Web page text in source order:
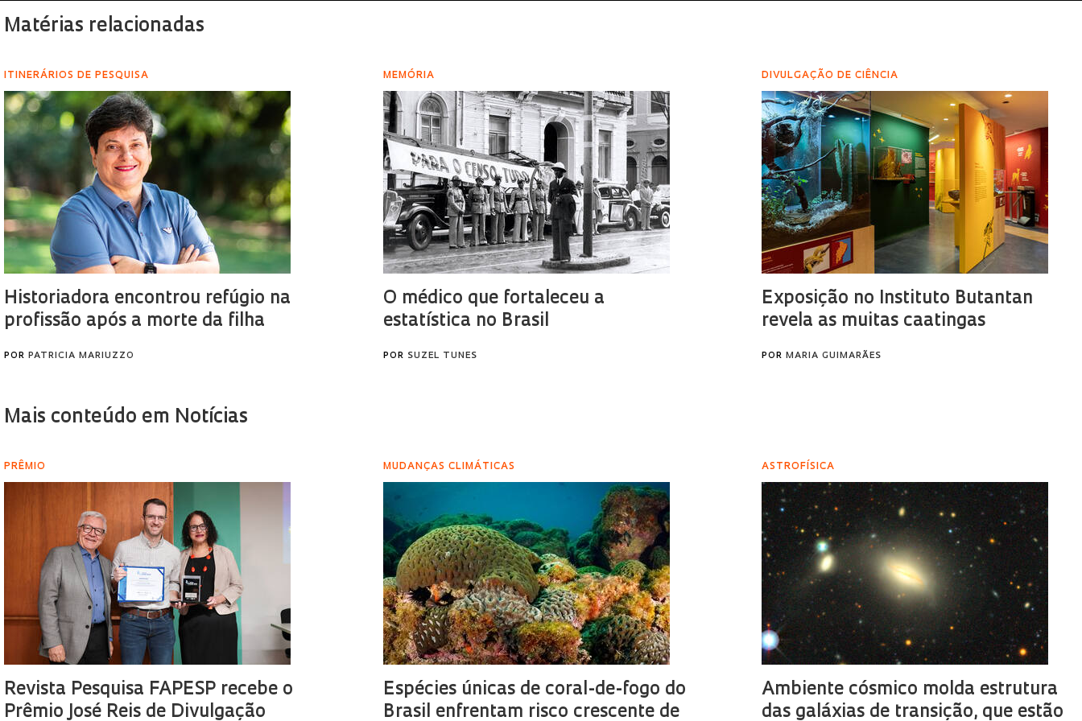
Matérias relacionadas
ITINERÁRIOS DE PESQUISA
Historiadora encontrou refúgio na
profissão após a morte da filha
POR PATRICIA MARIUZZO
MEMÓRIA
O médico que fortaleceu a
estatística no Brasil
POR SUZEL TUNES
DIVULGAÇÃO DE CIÊNCIA
Exposição no Instituto Butantan
revela as muitas caatingas
POR MARIA GUIMARÃES
Mais conteúdo em Notícias
PRÊMIO
Revista Pesquisa FAPESP recebe o
Prêmio José Reis de Divulgação
MUDANÇAS CLIMÁTICAS
Espécies únicas de coral-de-fogo do
Brasil enfrentam risco crescente de
ASTROFÍSICA
Ambiente cósmico molda estrutura
das galáxias de transição, que estão